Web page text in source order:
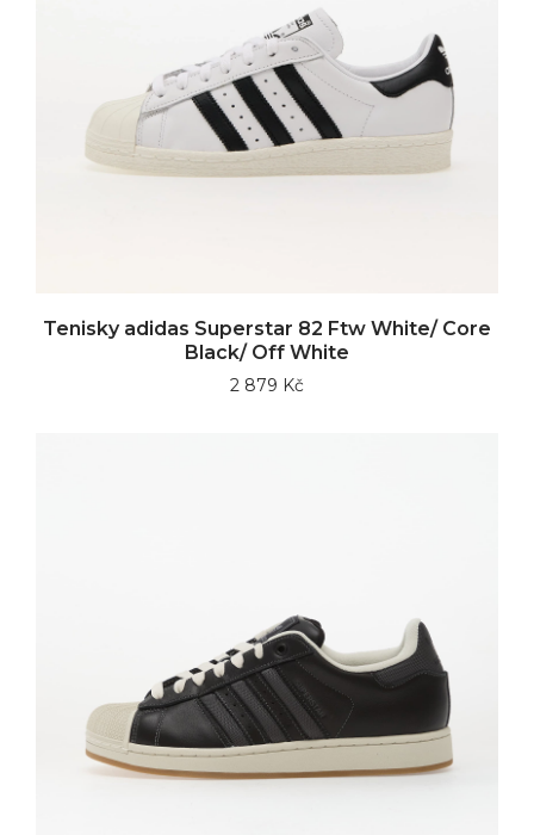
Tenisky adidas Superstar 82 Ftw White/ Core
Black/ Off White
2 879 Kč